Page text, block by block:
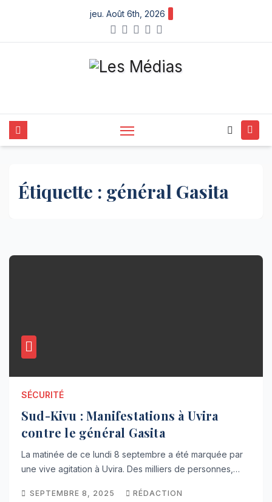
content
jeu. Août 6th, 2026
Étiquette : général Gasita
SÉCURITÉ
Sud-Kivu : Manifestations à Uvira
contre le général Gasita
La matinée de ce lundi 8 septembre a été marquée par
une vive agitation à Uvira. Des milliers de personnes,…
SEPTEMBRE 8, 2025 RÉDACTION